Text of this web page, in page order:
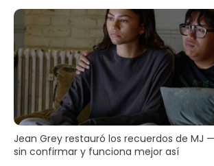
Jean Grey restauró los recuerdos de MJ
sin confirmar y funciona mejor así